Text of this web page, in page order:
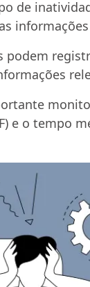
de
podem
e o tempo